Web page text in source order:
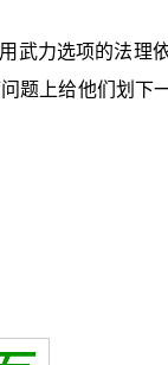
武力选项的法理
题上给他们划下